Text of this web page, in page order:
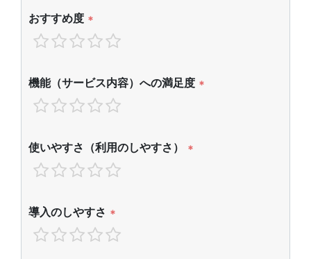
おすすめ度 *
機能（サービス内容）への満足度 *
使いやすさ（利用のしやすさ） *
導入のしやすさ *